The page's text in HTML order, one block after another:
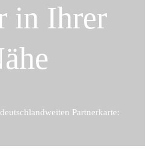
in Ihrer
Partnerkarte: